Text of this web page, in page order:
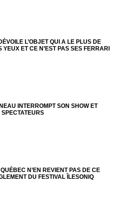
L’OBJET QUI A LE PLUS DE
YEUX ET CE N’EST PAS SES FERRARI
INTERROMPT SON SHOW ET
N’EN REVIENT PAS DE CE
DU FESTIVAL ÎLESONIQ